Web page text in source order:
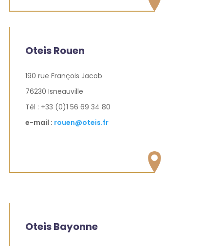
Oteis Rouen
190 rue François Jacob
76230 Isneauville
Tél : +33 (0)1 56 69 34 80
e-mail : rouen@oteis.fr
Oteis Bayonne